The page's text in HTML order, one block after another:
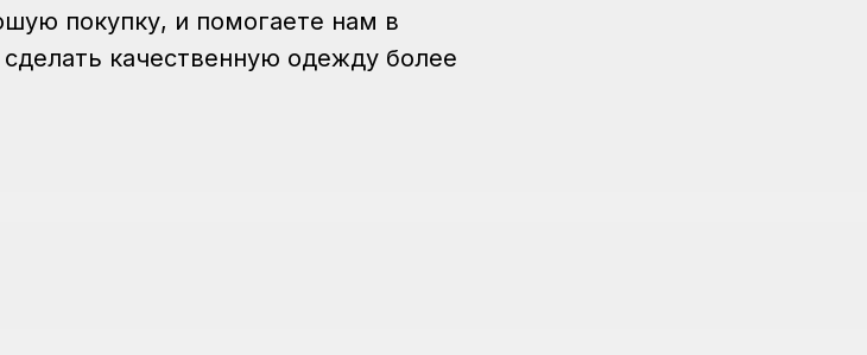
покупку, и помогаете нам в
качественную одежду более